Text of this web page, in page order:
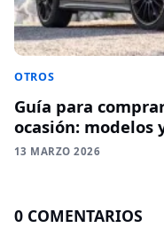
OTROS
Guía para
ocasión: modelos
13 MARZO 2026
0 COMENTARIOS